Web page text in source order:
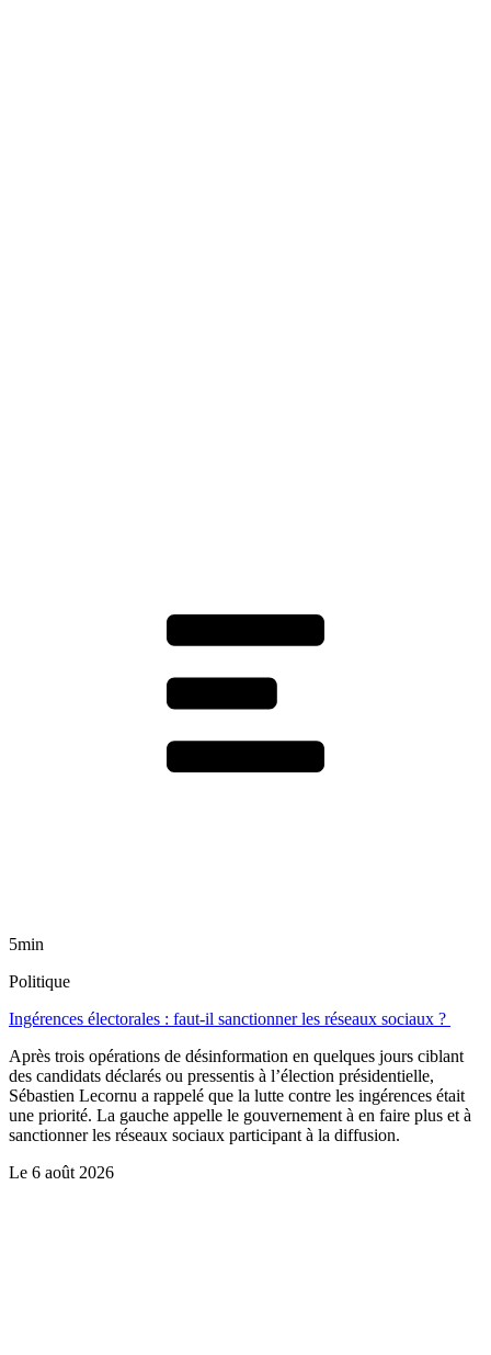
5min
Politique
Ingérences électorales : faut-il sanctionner les réseaux sociaux ?
Après trois opérations de désinformation en quelques jours ciblant
des candidats déclarés ou pressentis à l’élection présidentielle,
Sébastien Lecornu a rappelé que la lutte contre les ingérences était
une priorité. La gauche appelle le gouvernement à en faire plus et à
sanctionner les réseaux sociaux participant à la diffusion.
Le 6 août 2026